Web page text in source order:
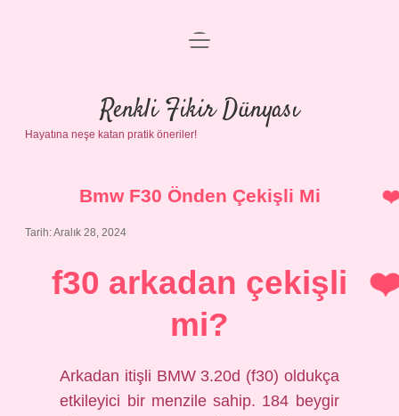
Anasayfa
Gizlilik Politikası
Yasal Uyarı
menüyü
Renkli Fikir Dünyası
Hayatına neşe katan pratik öneriler!
Bmw F30 Önden Çekişli Mi
Tarih: Aralık 28, 2024
f30 arkadan çekişli
mi?
Arkadan itişli BMW 3.20d (f30) oldukça
etkileyici bir menzile sahip. 184 beygir